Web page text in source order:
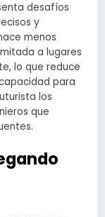
desafíos
y
menos
a lugares
lo que reduce
para
los
que